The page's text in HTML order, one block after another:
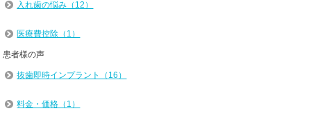
入れ歯の悩み（12）
医療費控除（1）
患者様の声
抜歯即時インプラント（16）
料金・価格（1）